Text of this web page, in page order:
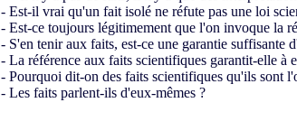
- Est-il vrai qu'un fait isolé ne réfute pas une loi
- Est-ce toujours légitimement que l'on invoque la
- S'en tenir aux faits, est-ce une garantie suffisante
- La référence aux faits scientifiques garantit-elle à
- Pourquoi dit-on des faits scientifiques qu'ils sont
- Les faits parlent-ils d'eux-mêmes ?